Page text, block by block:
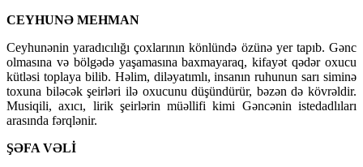
CEYHUNƏ MEHMAN
Ceyhunənin yaradıcılığı çoxlarının könlündə özünə yer tapıb. Gənc
olmasına və bölgədə yaşamasına baxmayaraq, kifayət qədər oxucu
kütləsi toplaya bilib. Həlim, diləyatımlı, insanın ruhunun sarı siminə
toxuna biləcək şeirləri ilə oxucunu düşündürür, bəzən də kövrəldir.
Musiqili, axıcı, lirik şeirlərin müəllifi kimi Gəncənin istedadlıları
arasında fərqlənir.
ŞƏFA VƏLİ